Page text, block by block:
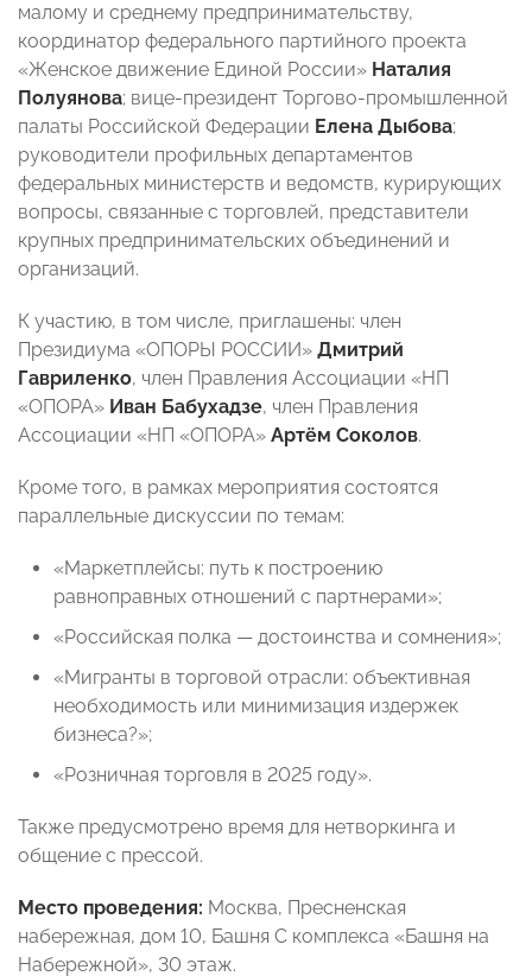
малому и среднему предпринимательству,
координатор федерального партийного проекта
«Женское движение Единой России» Наталия
Полуянова; вице-президент Торгово-промышленной
палаты Российской Федерации Елена Дыбова;
руководители профильных департаментов
федеральных министерств и ведомств, курирующих
вопросы, связанные с торговлей, представители
крупных предпринимательских объединений и
организаций.
К участию, в том числе, приглашены: член
Президиума «ОПОРЫ РОССИИ» Дмитрий
Гавриленко, член Правления Ассоциации «НП
«ОПОРА» Иван Бабухадзе, член Правления
Ассоциации «НП «ОПОРА» Артём Соколов.
Кроме того, в рамках мероприятия состоятся
параллельные дискуссии по темам:
«Маркетплейсы: путь к построению
равноправных отношений с партнерами»;
«Российская полка — достоинства и сомнения»;
«Мигранты в торговой отрасли: объективная
необходимость или минимизация издержек
бизнеса?»;
«Розничная торговля в 2025 году».
Также предусмотрено время для нетворкинга и
общение с прессой.
Место проведения: Москва, Пресненская
набережная, дом 10, Башня С комплекса «Башня на
Набережной», 30 этаж.